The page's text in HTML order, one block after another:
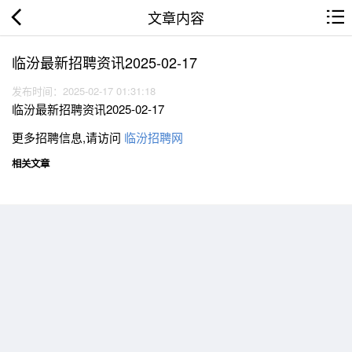
文章内容
临汾最新招聘资讯2025-02-17
发布时间：2025-02-17 01:31:18
临汾最新招聘资讯2025-02-17
更多招聘信息,请访问 临汾招聘网
相关文章